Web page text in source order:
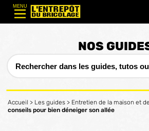
MENU
NOS
Accueil > Les guides > Entretien de la maison et
conseils pour bien déneiger son allée